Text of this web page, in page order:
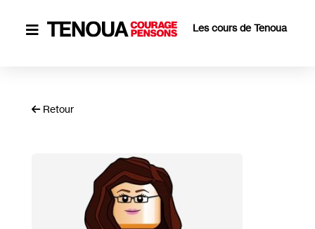
 Les cours de Tenoua
Retour